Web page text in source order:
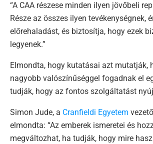
“A CAA részese minden ilyen jövőbeli
Része az összes ilyen tevékenységnek,
előrehaladást, és biztosítja, hogy ezek
legyenek.”
Elmondta, hogy kutatásai azt mutatják,
nagyobb valószínűséggel fogadnak el
tudják, hogy az fontos szolgáltatást
Simon Jude, a Cranfieldi Egyetem
elmondta: “Az emberek ismeretei és
megváltozhat, ha tudják, hogy mire